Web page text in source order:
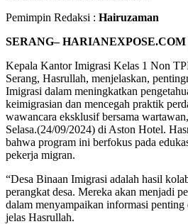
Pemimpin Redaksi : Hairuzaman
SERANG– HARIANEXPOSE.COM
Kepala Kantor Imigrasi Kelas 1 Non
Serang, Hasrullah, menjelaskan,
Imigrasi dalam meningkatkan
keimigrasian dan mencegah praktik
wawancara eksklusif bersama
Selasa.(24/09/2024) di Aston Hotel.
bahwa program ini berfokus pada
pekerja migran.
“Desa Binaan Imigrasi adalah hasil
perangkat desa. Mereka akan menjadi
dalam menyampaikan informasi penting
jelas Hasrullah.